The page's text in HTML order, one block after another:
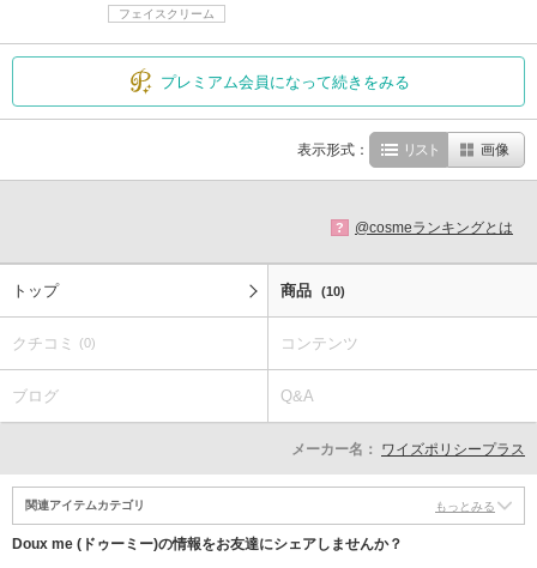
フェイスクリーム
プレミアム会員になって続きをみる
表示形式： リスト 画像
? @cosmeランキングとは
トップ 商品 (10)
クチコミ (0) コンテンツ
ブログ Q&A
メーカー名： ワイズポリシープラス
関連アイテムカテゴリ もっとみる
Doux me (ドゥーミー)の情報をお友達にシェアしませんか？